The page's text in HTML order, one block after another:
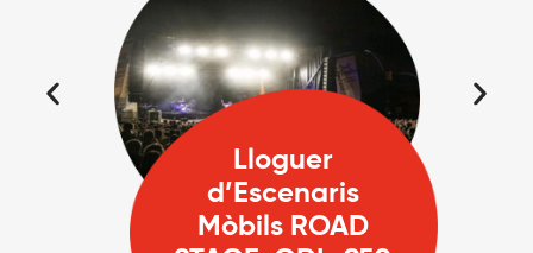
Lloguer
d’Escenaris
Mòbils ROAD